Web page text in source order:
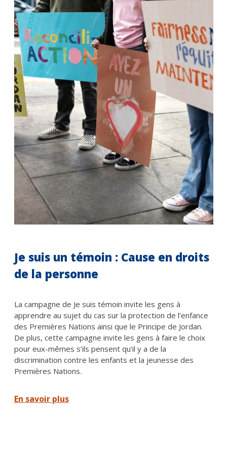
Je suis un témoin : Cause en droits
de la personne
La campagne de Je suis témoin invite les gens à
apprendre au sujet du cas sur la protection de l’enfance
des Premières Nations ainsi que le Principe de Jordan.
De plus, cette campagne invite les gens à faire le choix
pour eux-mêmes s’ils pensent qu’il y a de la
discrimination contre les enfants et la jeunesse des
Premières Nations.
En savoir plus